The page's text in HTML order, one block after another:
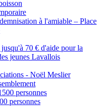
à l'amiable – Place
70 € d'aide pour la
jeunes Lavallois
- Noël Meslier
personnes
personnes